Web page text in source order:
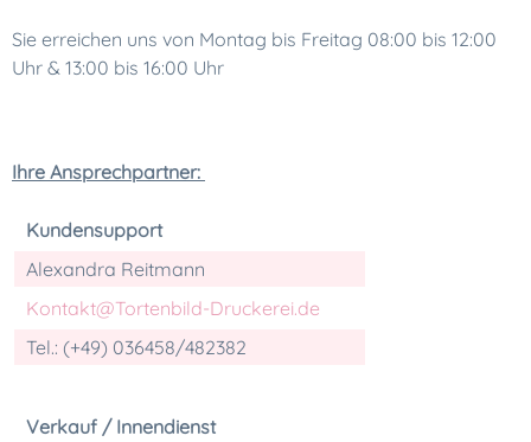
Sie erreichen uns von Montag bis Freitag 08:00 bis 12:00
Uhr & 13:00 bis 16:00 Uhr
Ihre Ansprechpartner:
Kundensupport
Alexandra Reitmann
Kontakt@Tortenbild-Druckerei.de
Tel.: (+49) 036458/482382
Verkauf / Innendienst